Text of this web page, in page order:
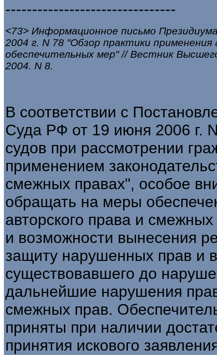
--------------------------------
<73> Информационное письмо
2004 г. N 78 "Обзор практики
обеспечительных мер" // Вестник
2004. N 8.
В соответствии с
Суда РФ от 19 июня 2006 г.
судов при рассмотрении
применением
смежных правах", особое
обращать на меры
авторского права и
и возможности вынесения
защиту нарушенных прав и
существовавшего до
дальнейшие нарушения
смежных прав.
приняты при наличии
принятия искового